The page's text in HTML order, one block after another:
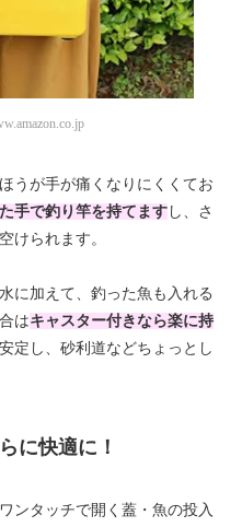
うが手が痛くなりにくくてお
手で釣り竿を持てます し、さ
けられます。
に加えて、釣った魚も入れる
はキャスター付きなら楽に持
定し、砂利道などちょっとし
に快適に！
ンタッチで開く蓋・魚の投入